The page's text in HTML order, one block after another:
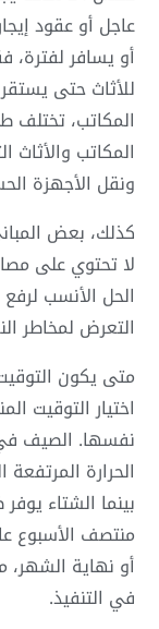
عاجل أو عقود
أو يسافر
للأثاث حتى
المكاتب، تختلف
المكاتب
ونقل الأجهزة
كذلك، بعض
لا تحتوي على
الحل الأنسب لرفع
التعرض لمخاطر
متى يكون
اختيار التوقيت
نفسها. الصيف
الحرارة
بينما الشتاء
منتصف الأسبوع
أو نهاية
في التنفيذ.